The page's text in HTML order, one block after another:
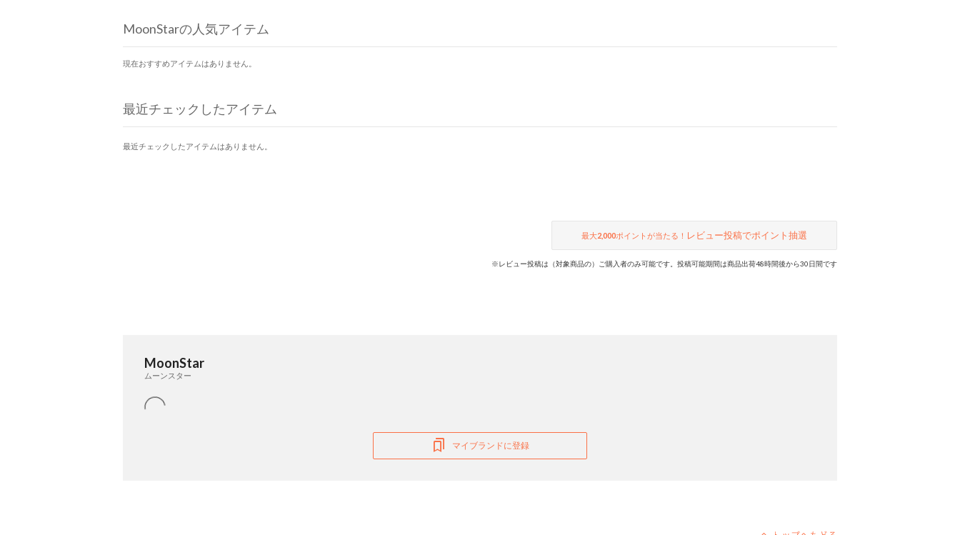
MoonStarの人気アイテム
現在おすすめアイテムはありません。
最近チェックしたアイテム
最近チェックしたアイテムはありません。
最大2,000ポイントが当たる！ レビュー投稿でポイント抽選
※レビュー投稿は（対象商品の）ご購入者のみ可能です。投稿可能期間は商品出荷48時間後から30日間です
MoonStar
ムーンスター
マイブランドに登録